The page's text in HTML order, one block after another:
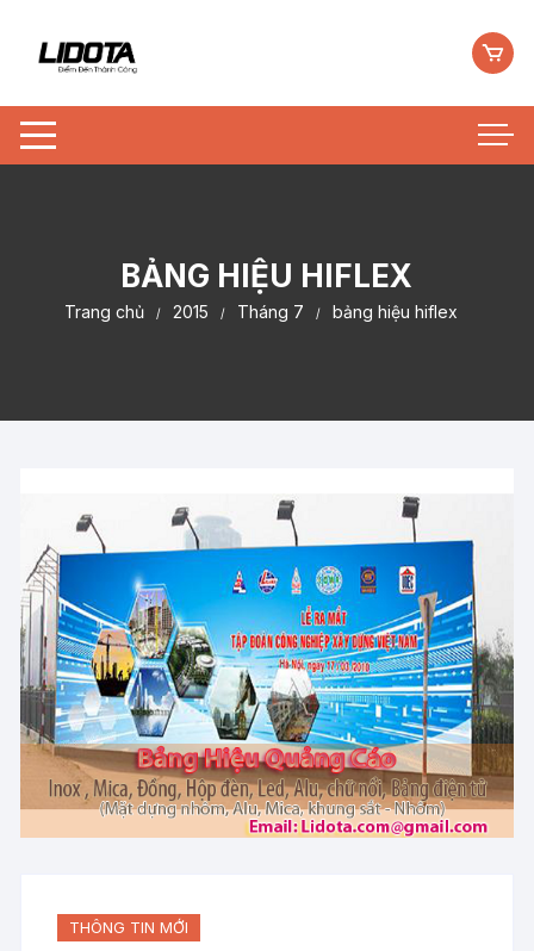
BẢNG HIỆU HIFLEX
Trang chủ 2015 Tháng 7 bảng hiệu hiflex
THÔNG TIN MỚI